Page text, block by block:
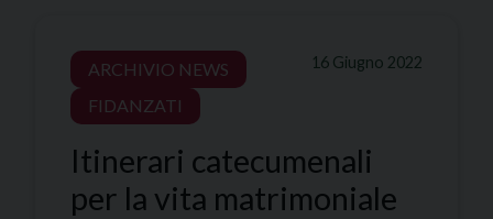
16 Giugno 2022
ARCHIVIO NEWS
FIDANZATI
Itinerari catecumenali
per la vita matrimoniale